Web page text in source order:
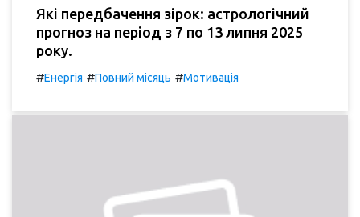
Які передбачення зірок: астрологічний
прогноз на період з 7 по 13 липня 2025
року.
#Енергія #Повний місяць #Мотивація